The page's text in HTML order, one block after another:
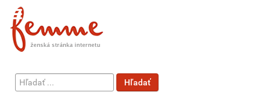
Hľadať
...
Hľadať